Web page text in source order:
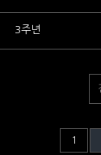
3주년
1